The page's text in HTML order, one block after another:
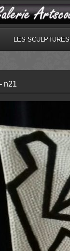
LES SCULPTURES
n21